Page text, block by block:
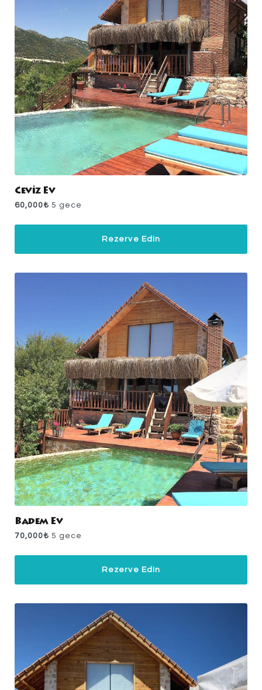
Ceviz Ev
60,000₺ 5 gece
Rezerve Edin
Badem Ev
70,000₺ 5 gece
Rezerve Edin